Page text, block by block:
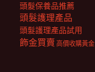
頭髮保養品推薦
頭髮護理產品
頭髮護理產品試用
飾金買賣 高價收購黃金